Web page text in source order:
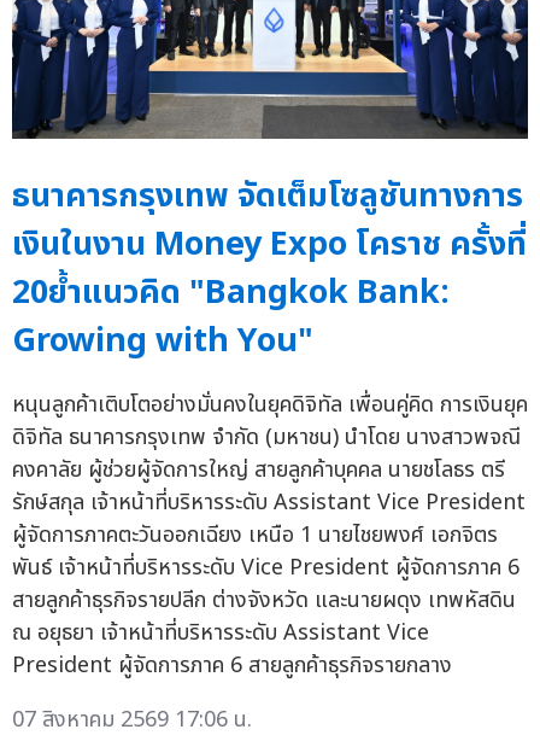
ธนาคารกรุงเทพ จัดเต็มโซลูชันทางการ
เงินในงาน Money Expo โคราช ครั้งที่
20ย้ำแนวคิด "Bangkok Bank:
Growing with You"
หนุนลูกค้าเติบโตอย่างมั่นคงในยุคดิจิทัล เพื่อนคู่คิด การเงินยุค
ดิจิทัล ธนาคารกรุงเทพ จำกัด (มหาชน) นำโดย นางสาวพจณี
คงคาลัย ผู้ช่วยผู้จัดการใหญ่ สายลูกค้าบุคคล นายชโลธร ตรี
รักษ์สกุล เจ้าหน้าที่บริหารระดับ Assistant Vice President
ผู้จัดการภาคตะวันออกเฉียง เหนือ 1 นายไชยพงศ์ เอกจิตร
พันธ์ เจ้าหน้าที่บริหารระดับ Vice President ผู้จัดการภาค 6
สายลูกค้าธุรกิจรายปลีก ต่างจังหวัด และนายผดุง เทพหัสดิน
ณ อยุธยา เจ้าหน้าที่บริหารระดับ Assistant Vice
President ผู้จัดการภาค 6 สายลูกค้าธุรกิจรายกลาง
07 สิงหาคม 2569 17:06 น.